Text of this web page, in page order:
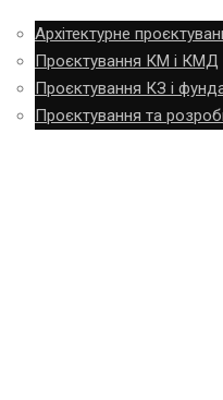
Архітектурне
Проєктування КМ і КМД
Проєктування КЗ і
Проєктування та